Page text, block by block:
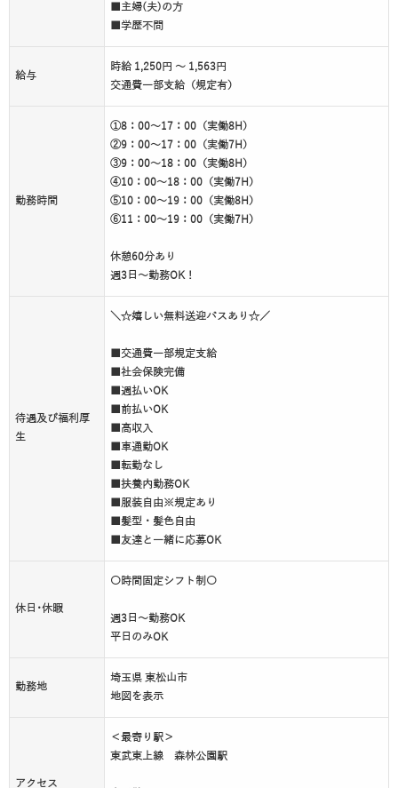
■主婦(夫)の方
■学歴不問
給与
時給 1,250円 ～ 1,563円
交通費一部支給（規定有）
勤務時間
①8：00～17：00（実働8H）
②9：00～17：00（実働7H）
③9：00～18：00（実働8H）
④10：00～18：00（実働7H）
⑤10：00～19：00（実働8H）
⑥11：00～19：00（実働7H）
休憩60分あり
週3日～勤務OK！
待遇及び福利厚
生
＼☆嬉しい無料送迎バスあり☆／
■交通費一部規定支給
■社会保険完備
■週払いOK
■前払いOK
■高収入
■車通勤OK
■転勤なし
■扶養内勤務OK
■服装自由※規定あり
■髪型・髪色自由
■友達と一緒に応募OK
休日･休暇
〇時間固定シフト制〇
週3日～勤務OK
平日のみOK
勤務地
埼玉県 東松山市
地図を表示
アクセス
＜最寄り駅＞
東武東上線 森林公園駅